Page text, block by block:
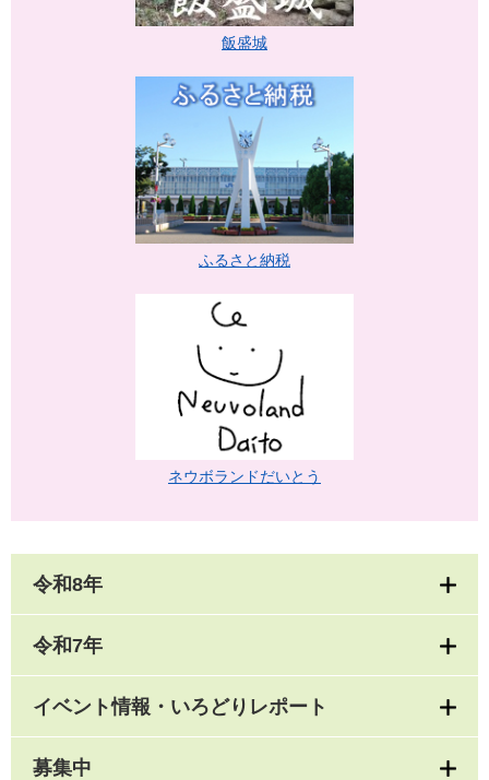
飯盛城
ふるさと納税
ネウボランドだいとう
令和8年
令和7年
イベント情報・いろどりレポート
募集中